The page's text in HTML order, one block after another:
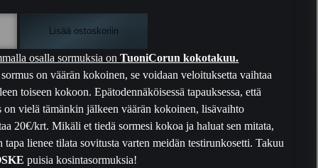
Lisää ostoskoriin
osalla sormuksia onTuoniCorun kokotakuu.
on väärän kokoinen, se voidaan veloituksetta vaihtaa
toiseen kokoon. Epätodennäköisessä tapauksessa, että
on vielä tämänkin jälkeen väärän kokoinen, lisävaihto
20€/krt. Mikäli et tiedä sormesi kokoa ja haluat sen mitata,
tapa lienee tilata sovitusta varten meidän testirunkosetti. Takuu
puisia kosintasormuksia!